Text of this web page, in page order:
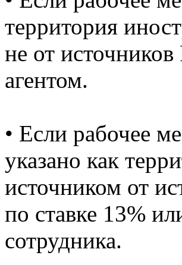
территория
не от
агентом.
• Если рабочее
указано как
источником от
по ставке 13%
сотрудника.